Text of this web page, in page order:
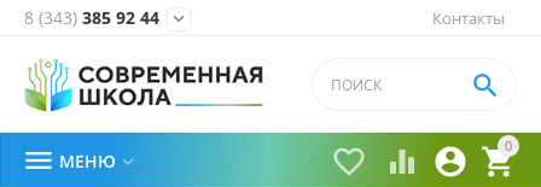
Контакты
8 (343) 385 92 44 
0


 

 МЕНЮ 